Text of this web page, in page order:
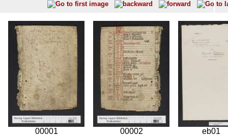
00001 00002 eb01